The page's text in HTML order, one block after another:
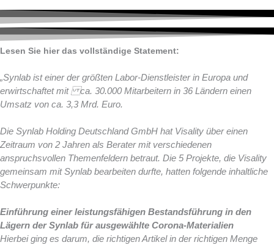
Lesen Sie hier das vollständige Statement:
„Synlab ist einer der größten Labor-Dienstleister in Europa und
erwirtschaftet mit ca. 30.000 Mitarbeitern in 36 Ländern einen
Umsatz von ca. 3,3 Mrd. Euro.
Die Synlab Holding Deutschland GmbH hat Visality über einen
Zeitraum von 2 Jahren als Berater mit verschiedenen
anspruchsvollen Themenfeldern betraut. Die 5 Projekte, die Visality
gemeinsam mit Synlab bearbeiten durfte, hatten folgende inhaltliche
Schwerpunkte:
Einführung einer leistungsfähigen Bestandsführung in den
Lägern der Synlab für ausgewählte Corona-Materialien
Hierbei ging es darum, die richtigen Artikel in der richtigen Menge